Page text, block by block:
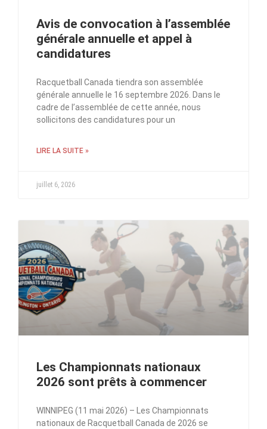
Avis de convocation à l’assemblée
générale annuelle et appel à
candidatures
Racquetball Canada tiendra son assemblée
générale annuelle le 16 septembre 2026. Dans le
cadre de l’assemblée de cette année, nous
sollicitons des candidatures pour un
LIRE LA SUITE »
juillet 6, 2026
Les Championnats nationaux
2026 sont prêts à commencer
WINNIPEG (11 mai 2026) – Les Championnats
nationaux de Racquetball Canada de 2026 se